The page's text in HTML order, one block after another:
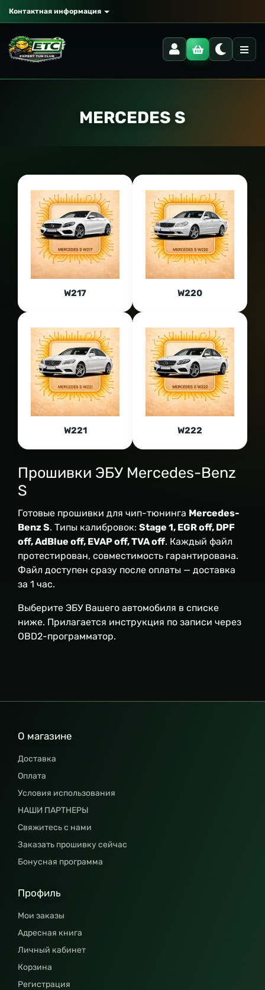
Контактная информация
MERCEDES S
W217 W220
W221 W222
Прошивки ЭБУ Mercedes-Benz
S
Готовые прошивки для чип-тюнинга Mercedes-
Benz S. Типы калибровок: Stage 1, EGR off, DPF
off, AdBlue off, EVAP off, TVA off. Каждый файл
протестирован, совместимость гарантирована.
Файл доступен сразу после оплаты — доставка
за 1 час.
Выберите ЭБУ Вашего автомобиля в списке
ниже. Прилагается инструкция по записи через
OBD2-программатор.
О магазине
Доставка
Оплата
Условия использования
НАШИ ПАРТНЕРЫ
Свяжитесь с нами
Заказать прошивку сейчас
Бонусная программа
Профиль
Мои заказы
Адресная книга
Личный кабинет
Корзина
Регистрация